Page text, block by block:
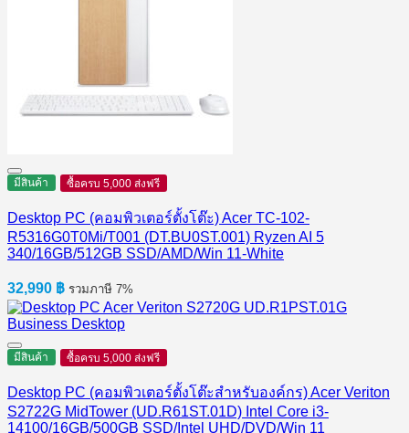
มีสินค้า ซื้อครบ 5,000 ส่งฟรี
Desktop PC (คอมพิวเตอร์ตั้งโต๊ะ) Acer TC-102-
R5316G0T0Mi/T001 (DT.BU0ST.001) Ryzen AI 5
340/16GB/512GB SSD/AMD/Win 11-White
32,990 ฿ รวมภาษี 7%
มีสินค้า ซื้อครบ 5,000 ส่งฟรี
Desktop PC (คอมพิวเตอร์ตั้งโต๊ะสำหรับองค์กร) Acer Veriton
S2722G MidTower (UD.R61ST.01D) Intel Core i3-
14100/16GB/500GB SSD/Intel UHD/DVD/Win 11